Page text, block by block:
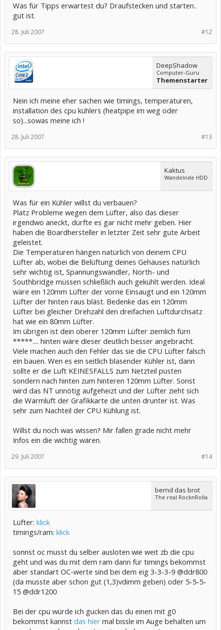
Was für Tipps erwartest du? Draufstecken und starten..
gut ist.
#12
28. Juli 2007
DeepShadow
Computer-Guru
Themenstarter
Nein ich meine eher sachen wie timings, temperaturen,
installation des cpu kühlers (heatpipe im weg oder
so)...sowas meine ich !
#13
28. Juli 2007
Kaktus
Wandelnde HDD
Was für ein Kühler willst du verbauen?
Platz Probleme wegen dem Lüfter, also das dieser
irgendwo aneckt, dürfte es gar nicht mehr geben. Hier
haben die Boardhersteller in letzter Zeit sehr gute Arbeit
geleistet.
Die Temperaturen hängen natürlich von deinem CPU
Lüfter ab, wobei die Belüftung deines Gehäuses natürlich
sehr wichtig ist, Spannungswandler, North- und
Southbridge müssen schließlich auch gekühlt werden. Ideal
wäre ein 120mm Lüfter der vorne Einsaugt und ein 120mm
Lüfter der hinten raus bläst. Bedenke das ein 120mm
Lüfter bei gleicher Drehzahl den dreifachen Luftdurchsatz
hat wie ein 80mm Lüfter.
Im übrigen ist dein oberer 120mm Lüfter ziemlich fürn
*****.... hinten wäre dieser deutlich besser angebracht.
Viele machen auch den Fehler das sie die CPU Lüfter falsch
ein bauen. Wen es ein seitlich blasender Kühler ist, dann
sollte er die Luft KEINESFALLS zum Netzteil pusten
sondern nach hinten zum hinteren 120mm Lüfter. Sonst
wird das NT unnötig aufgeheizt und der Lüfter zieht sich
die Warmluft der Grafikkarte die unten drunter ist. Was
sehr zum Nachteil der CPU Kühlung ist.
Willst du noch was wissen? Mir fallen grade nicht mehr
Infos ein die wichtig wären.
#14
29. Juli 2007
bernd das brot
The real RocknRolla
Lüfter: klick
timings/ram: klick
sonnst oc musst du selber ausloten wie weit zb die cpu
geht und was du mit dem ram dann für timings bekommst
aber standart OC-werte sind bei dem eig 3-3-3-9 @ddr800
(da musste aber schon gut (1,3)vdimm geben) oder 5-5-5-
15 @ddr1200
Bei der cpu würde ich gucken das du einen mit g0
bekommst kannst das hier mal bissle im Auge behalten um